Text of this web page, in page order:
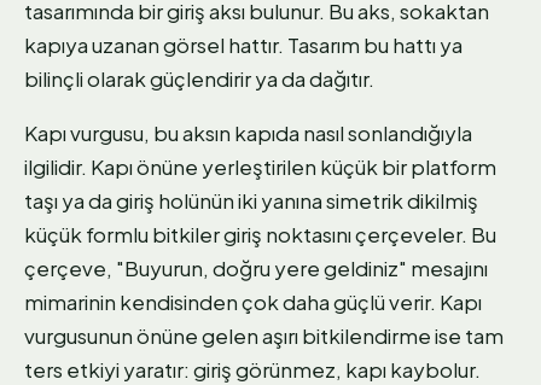
tasarımında bir giriş aksı bulunur. Bu aks, sokaktan
kapıya uzanan görsel hattır. Tasarım bu hattı ya
bilinçli olarak güçlendirir ya da dağıtır.
Kapı vurgusu, bu aksın kapıda nasıl sonlandığıyla
ilgilidir. Kapı önüne yerleştirilen küçük bir platform
taşı ya da giriş holünün iki yanına simetrik dikilmiş
küçük formlu bitkiler giriş noktasını çerçeveler. Bu
çerçeve, "Buyurun, doğru yere geldiniz" mesajını
mimarinin kendisinden çok daha güçlü verir. Kapı
vurgusunun önüne gelen aşırı bitkilendirme ise tam
ters etkiyi yaratır: giriş görünmez, kapı kaybolur.